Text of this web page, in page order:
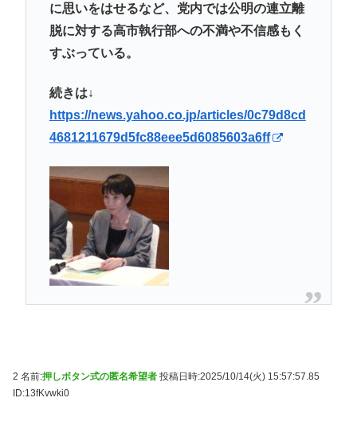
に思いをはせるなど、党内では公明の連立離
脱に対する高市執行部への不満や不信感もく
すぶっている。
続きは↓
https://news.yahoo.co.jp/articles/0c79d8cd
4681211679d5fc88eee5d6085603a6ff
2 名前:押しボタン式の匿名希望者 投稿日時:2025/10/14(火) 15:57:57.85
ID:13fKvwki0